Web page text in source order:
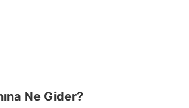
Ne Gider?